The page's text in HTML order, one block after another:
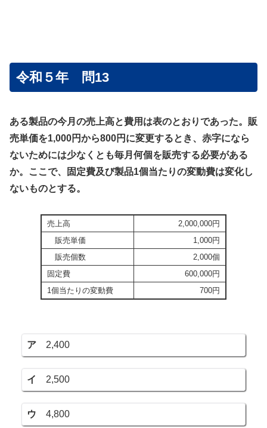
令和５年 問13
ある製品の今月の売上高と費用は表のとおりであった。販
売単価を1,000円から800円に変更するとき、赤字になら
ないためには少なくとも毎月何個を販売する必要がある
か。ここで、固定費及び製品1個当たりの変動費は変化し
ないものとする。
売上高
2,000,000円
販売単価
1,000円
販売個数
2,000個
固定費
600,000円
1個当たりの変動費
700円
ア 2,400
イ 2,500
ウ 4,800